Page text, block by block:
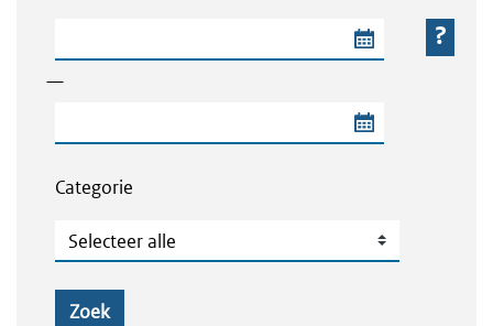
—
Categorie
Categorie
Zoek